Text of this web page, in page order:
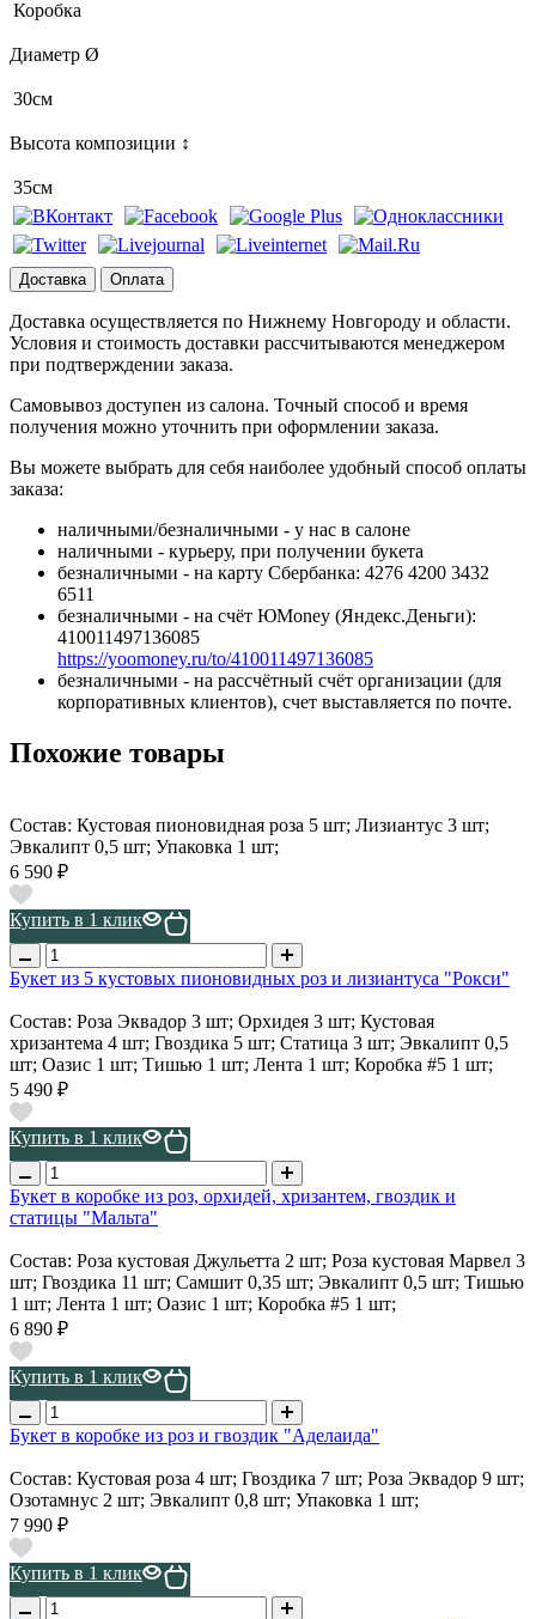
Коробка
Диаметр Ø
30см
Высота композиции ↕
35см
Доставка Оплата
Доставка осуществляется по Нижнему Новгороду и области.
Условия и стоимость доставки рассчитываются менеджером
при подтверждении заказа.
Самовывоз доступен из салона. Точный способ и время
получения можно уточнить при оформлении заказа.
Вы можете выбрать для себя наиболее удобный способ оплаты
заказа:
наличными/безналичными - у нас в салоне
наличными - курьеру, при получении букета
безналичными - на карту Сбербанка: 4276 4200 3432
6511
безналичными - на счёт ЮMoney (Яндекс.Деньги):
410011497136085
https://yoomoney.ru/to/410011497136085
безналичными - на рассчётный счёт организации (для
корпоративных клиентов), счет выставляется по почте.
Похожие товары
Состав: Кустовая пионовидная роза 5 шт; Лизиантус 3 шт;
Эвкалипт 0,5 шт; Упаковка 1 шт;
6 590 ₽
Купить в 1 клик
Букет из 5 кустовых пионовидных роз и лизиантуса "Рокси"
Состав: Роза Эквадор 3 шт; Орхидея 3 шт; Кустовая
хризантема 4 шт; Гвоздика 5 шт; Статица 3 шт; Эвкалипт 0,5
шт; Оазис 1 шт; Тишью 1 шт; Лента 1 шт; Коробка #5 1 шт;
5 490 ₽
Купить в 1 клик
Букет в коробке из роз, орхидей, хризантем, гвоздик и
статицы "Мальта"
Состав: Роза кустовая Джульетта 2 шт; Роза кустовая Марвел 3
шт; Гвоздика 11 шт; Самшит 0,35 шт; Эвкалипт 0,5 шт; Тишью
1 шт; Лента 1 шт; Оазис 1 шт; Коробка #5 1 шт;
6 890 ₽
Купить в 1 клик
Букет в коробке из роз и гвоздик "Аделаида"
Состав: Кустовая роза 4 шт; Гвоздика 7 шт; Роза Эквадор 9 шт;
Озотамнус 2 шт; Эвкалипт 0,8 шт; Упаковка 1 шт;
7 990 ₽
Купить в 1 клик